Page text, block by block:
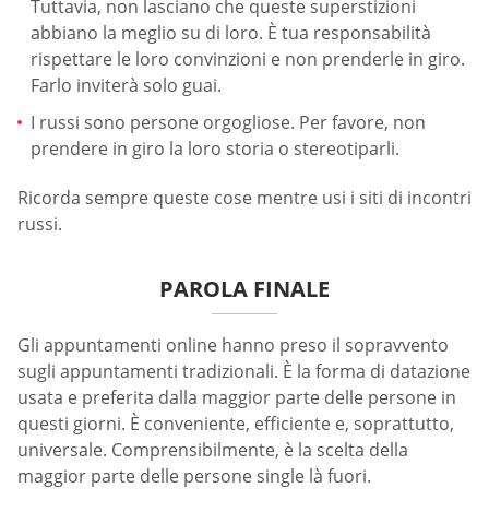
Tuttavia, non lasciano che queste superstizioni
abbiano la meglio su di loro. È tua responsabilità
rispettare le loro convinzioni e non prenderle in giro.
Farlo inviterà solo guai.
I russi sono persone orgogliose. Per favore, non
prendere in giro la loro storia o stereotiparli.
Ricorda sempre queste cose mentre usi i siti di incontri
russi.
PAROLA FINALE
Gli appuntamenti online hanno preso il sopravvento
sugli appuntamenti tradizionali. È la forma di datazione
usata e preferita dalla maggior parte delle persone in
questi giorni. È conveniente, efficiente e, soprattutto,
universale. Comprensibilmente, è la scelta della
maggior parte delle persone single là fuori.